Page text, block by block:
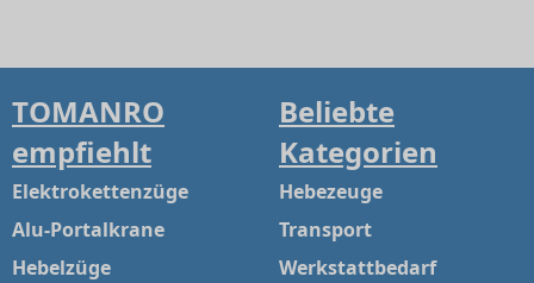
TOMANRO
empfiehlt
Elektrokettenzüge
Alu-Portalkrane
Hebelzüge
Beliebte
Kategorien
Hebezeuge
Transport
Werkstattbedarf